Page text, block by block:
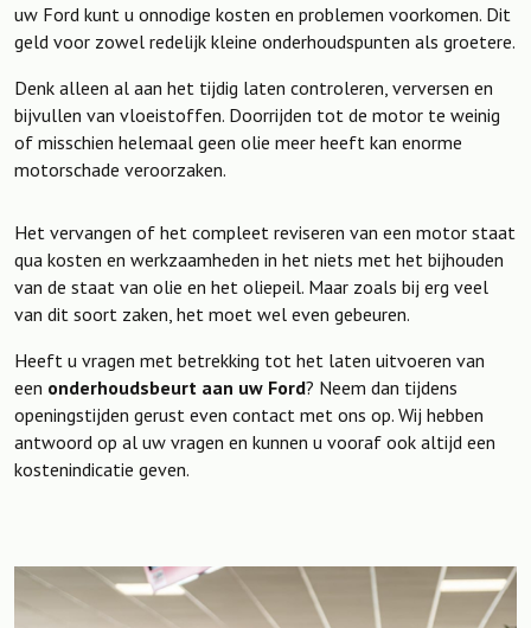
uw Ford kunt u onnodige kosten en problemen voorkomen. Dit
geld voor zowel redelijk kleine onderhoudspunten als groetere.
Denk alleen al aan het tijdig laten controleren, verversen en
bijvullen van vloeistoffen. Doorrijden tot de motor te weinig
of misschien helemaal geen olie meer heeft kan enorme
motorschade veroorzaken.
Het vervangen of het compleet reviseren van een motor staat
qua kosten en werkzaamheden in het niets met het bijhouden
van de staat van olie en het oliepeil. Maar zoals bij erg veel
van dit soort zaken, het moet wel even gebeuren.
Heeft u vragen met betrekking tot het laten uitvoeren van
een onderhoudsbeurt aan uw Ford? Neem dan tijdens
openingstijden gerust even contact met ons op. Wij hebben
antwoord op al uw vragen en kunnen u vooraf ook altijd een
kostenindicatie geven.